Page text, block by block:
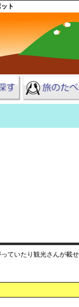
ト
ていたり観光さんが載